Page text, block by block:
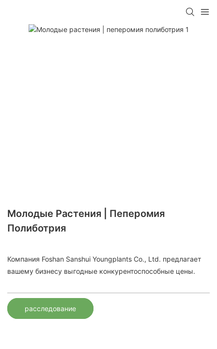
Молодые Растения | Пеперомия
Полиботрия
Компания Foshan Sanshui Youngplants Co., Ltd. предлагает
вашему бизнесу выгодные конкурентоспособные цены.
расследование